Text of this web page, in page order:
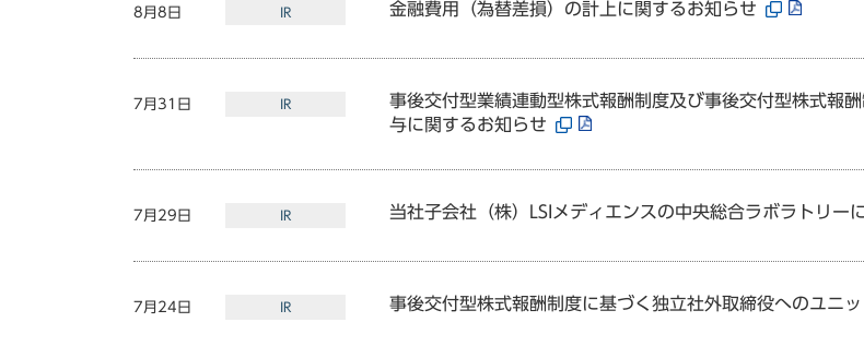
8月8日 IR 金融費用（為替差損）の計上に関するお知らせ
7月31日 IR
事後交付型業績連動型株式報酬制度及び事後交付型株式報
与に関するお知らせ
7月29日 IR 当社子会社（株）LSIメディエンスの中央総合ラボラトリ
7月24日 IR 事後交付型株式報酬制度に基づく独立社外取締役へのユニ